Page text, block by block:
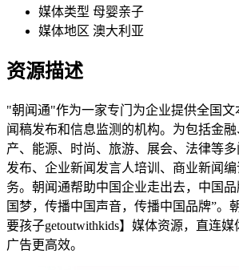
媒体类型 母婴亲子
媒体地区 澳大利亚
资源描述
"朝闻通"作为一家专门为企业提供全国
闻稿发布和信息监测的机构。为包括金
产、能源、时尚、旅游、展会、法律等
发布、企业新闻发言人培训、商业新闻
务。朝闻通帮助中国企业走出去，中国
国梦，传播中国声音，传播中国品牌”。
要孩子getoutwithkids】媒体资源，直连
广告更高效。